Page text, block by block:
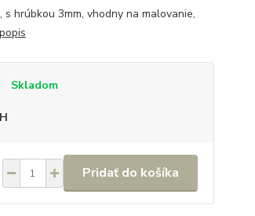
hrúbkou 3mm, vhodny na malovanie,
Skladom
Pridať do košíka